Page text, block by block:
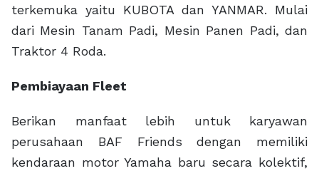
terkemuka yaitu KUBOTA dan YANMAR. Mulai
dari Mesin Tanam Padi, Mesin Panen Padi, dan
Traktor 4 Roda.
Pembiayaan Fleet
Berikan manfaat lebih untuk karyawan
perusahaan BAF Friends dengan memiliki
kendaraan motor Yamaha baru secara kolektif,